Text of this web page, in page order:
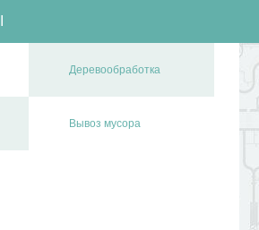
Деревообработка
Вывоз мусора